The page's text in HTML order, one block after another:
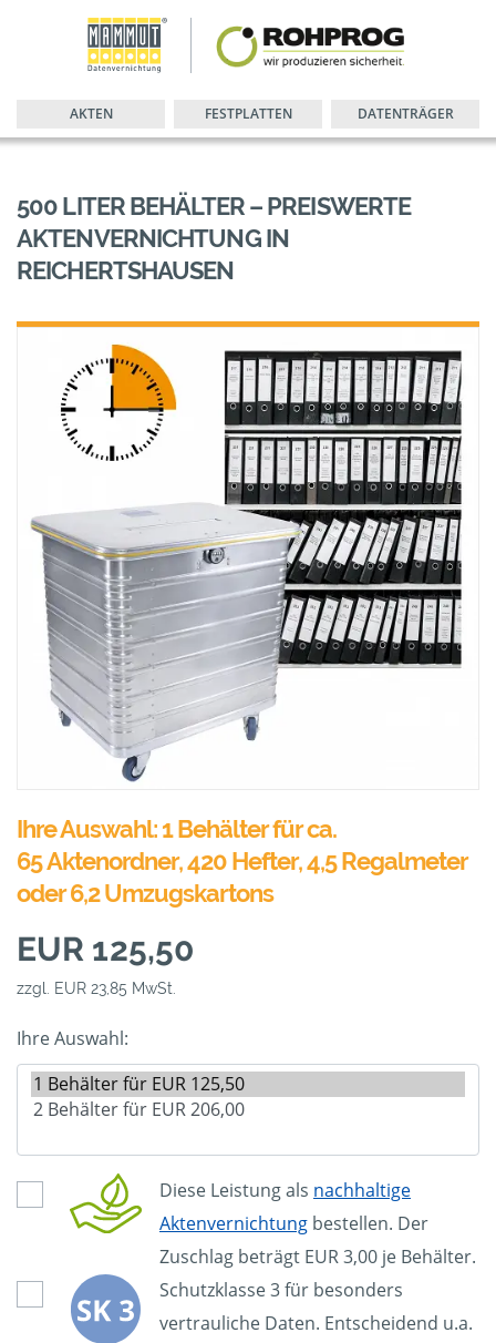
AKTEN FESTPLATTEN DATENTRÄGER
500 LITER BEHÄLTER – PREISWERTE
AKTENVERNICHTUNG IN
REICHERTSHAUSEN
Ihre Auswahl: 1 Behälter für ca.
65 Aktenordner, 420 Hefter, 4,5 Regalmeter
oder 6,2 Umzugskartons
EUR 125,50
zzgl. EUR 23,85 MwSt.
Ihre Auswahl:
Diese Leistung als nachhaltige
Aktenvernichtung bestellen. Der
Zuschlag beträgt EUR 3,00 je Behälter.
Schutzklasse 3 für besonders
vertrauliche Daten. Entscheidend u.a.